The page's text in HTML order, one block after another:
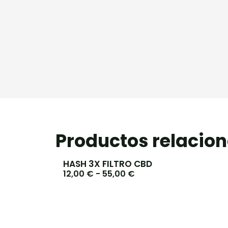
Productos
HASH 3X FILTRO CBD
12,00 € - 55,00 €